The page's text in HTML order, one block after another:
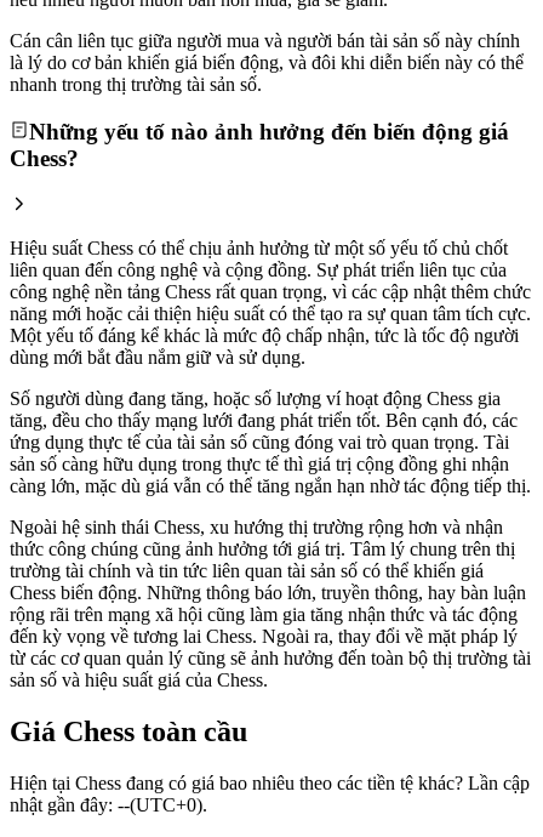
Cán cân liên tục giữa người mua và người bán tài sản số này chính
là lý do cơ bản khiến giá biến động, và đôi khi diễn biến này có thể
nhanh trong thị trường tài sản số.
Những yếu tố nào ảnh hưởng đến biến động giá
Chess?
Hiệu suất Chess có thể chịu ảnh hưởng từ một số yếu tố chủ chốt
liên quan đến công nghệ và cộng đồng. Sự phát triển liên tục của
công nghệ nền tảng Chess rất quan trọng, vì các cập nhật thêm chức
năng mới hoặc cải thiện hiệu suất có thể tạo ra sự quan tâm tích cực.
Một yếu tố đáng kể khác là mức độ chấp nhận, tức là tốc độ người
dùng mới bắt đầu nắm giữ và sử dụng.
Số người dùng đang tăng, hoặc số lượng ví hoạt động Chess gia
tăng, đều cho thấy mạng lưới đang phát triển tốt. Bên cạnh đó, các
ứng dụng thực tế của tài sản số cũng đóng vai trò quan trọng. Tài
sản số càng hữu dụng trong thực tế thì giá trị cộng đồng ghi nhận
càng lớn, mặc dù giá vẫn có thể tăng ngắn hạn nhờ tác động tiếp thị.
Ngoài hệ sinh thái Chess, xu hướng thị trường rộng hơn và nhận
thức công chúng cũng ảnh hưởng tới giá trị. Tâm lý chung trên thị
trường tài chính và tin tức liên quan tài sản số có thể khiến giá
Chess biến động. Những thông báo lớn, truyền thông, hay bàn luận
rộng rãi trên mạng xã hội cũng làm gia tăng nhận thức và tác động
đến kỳ vọng về tương lai Chess. Ngoài ra, thay đổi về mặt pháp lý
từ các cơ quan quản lý cũng sẽ ảnh hưởng đến toàn bộ thị trường tài
sản số và hiệu suất giá của Chess.
Giá Chess toàn cầu
Hiện tại Chess đang có giá bao nhiêu theo các tiền tệ khác? Lần cập
nhật gần đây: --(UTC+0).